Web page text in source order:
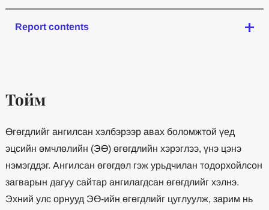
Report contents
Тойм
Өгөгдлийг ангилсан хэлбэрээр авах боломжтой үед
эцсийн өмчлөлийн (ЭӨ) өгөгдлийн хэрэглээ, үнэ цэнэ
нэмэгддэг. Ангилсан өгөгдөл гэж урьдчилан тодорхойлсон
загварын дагуу сайтар ангилагдсан өгөгдлийг хэлнэ.
Эхний улс орнууд ЭӨ-ийн өгөгдлийг цуглуулж, зарим нь